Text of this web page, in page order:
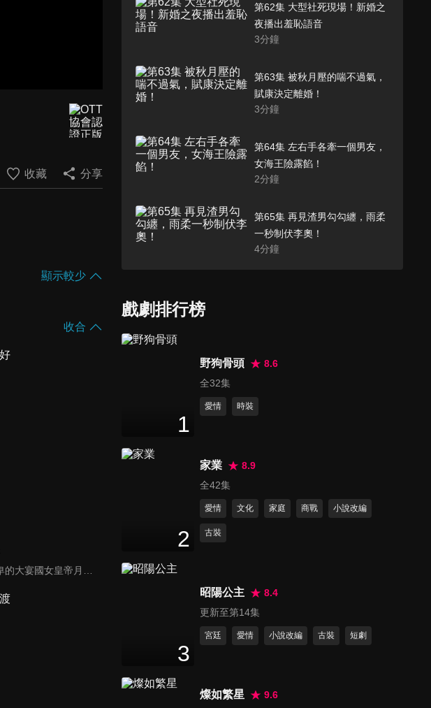
收藏 分享
顯示較少
收合
第62集 大型社死現場！新婚之
夜播出羞恥語音
3分鐘
第63集 被秋月壓的喘不過氣，
賦康決定離婚！
3分鐘
第64集 左右手各牽一個男友，
女海王險露餡！
2分鐘
第65集 再見渣男勾勾纏，雨柔
一秒制伏李奧！
4分鐘
表白
3 分鐘
第71集 遇情敵挑釁？
戲劇排行榜
1
野狗骨頭
8.6
全32集
愛情 時裝
2
家業
8.9
全42集
愛情 文化 家庭 商戰 小說改編
古裝
3
昭陽公主
8.4
更新至第14集
宮廷 愛情 小說改編 古裝 短劇
燦如繁星
9.6